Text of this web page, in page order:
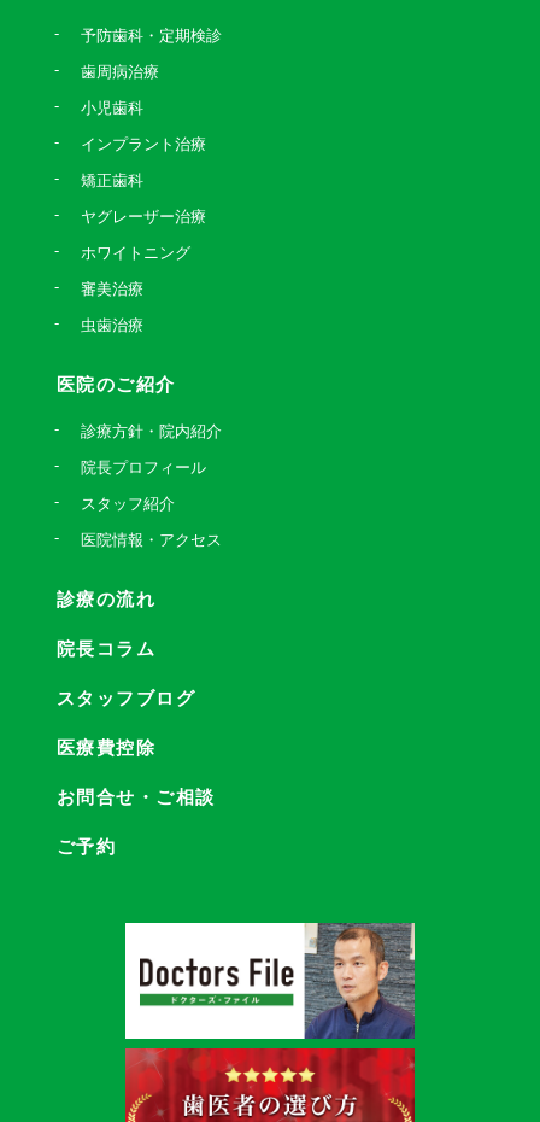
予防歯科・定期検診
歯周病治療
小児歯科
インプラント治療
矯正歯科
ヤグレーザー治療
ホワイトニング
審美治療
虫歯治療
医院のご紹介
診療方針・院内紹介
院長プロフィール
スタッフ紹介
医院情報・アクセス
診療の流れ
院長コラム
スタッフブログ
医療費控除
お問合せ・ご相談
ご予約